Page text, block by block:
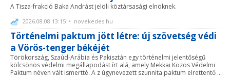
A Tisza-frakció Baka Andrást jelöli köztársasági elnöknek.
2026.08.08 13:15 • novekedes.hu
Történelmi paktum jött létre: új szövetség védi
a Vörös-tenger békéjét
Törökország, Szaúd-Arábia és Pakisztán egy történelmi jelentőségű
kölcsönös védelmi megállapodást írt alá, amely Mekkai Közös Védelmi
Paktum néven vált ismertté. A z úgynevezett szunnita paktum elrettentő ...